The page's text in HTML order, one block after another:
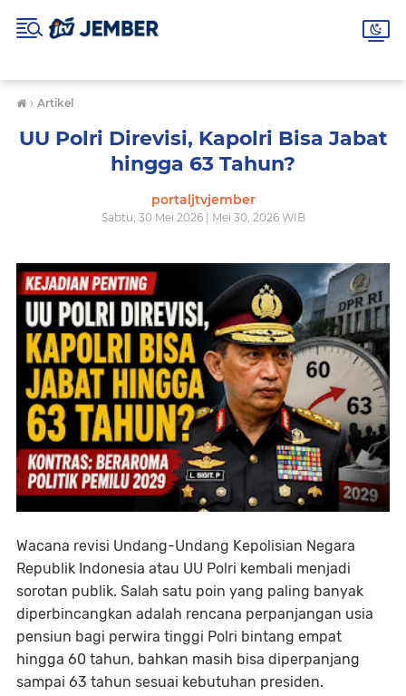
› Artikel
UU Polri Direvisi, Kapolri Bisa Jabat
hingga 63 Tahun?
portaljtvjember
Sabtu, 30 Mei 2026 | Mei 30, 2026 WIB
Wacana revisi Undang-Undang Kepolisian Negara
Republik Indonesia atau UU Polri kembali menjadi
sorotan publik. Salah satu poin yang paling banyak
diperbincangkan adalah rencana perpanjangan usia
pensiun bagi perwira tinggi Polri bintang empat
hingga 60 tahun, bahkan masih bisa diperpanjang
sampai 63 tahun sesuai kebutuhan presiden.